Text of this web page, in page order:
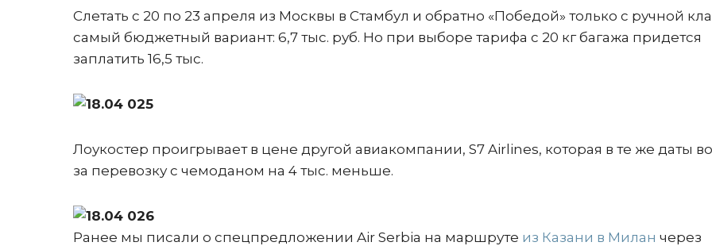
Слетать с 20 по 23 апреля из Москвы в Стамбул и обратно «Победой» только с ручной
самый бюджетный вариант: 6,7 тыс. руб. Но при выборе тарифа с 20 кг багажа придется
заплатить 16,5 тыс.
Лоукостер проигрывает в цене другой авиакомпании, S7 Airlines, которая в те же даты
за перевозку с чемоданом на 4 тыс. меньше.
Ранее мы писали о спецпредложении Air Serbia на маршруте из Казани в Милан через